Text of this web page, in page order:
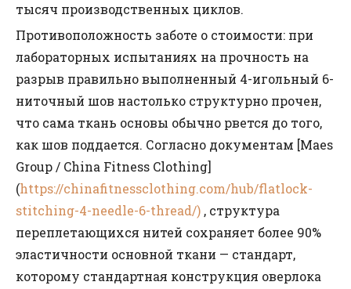
тысяч производственных циклов.
Противоположность заботе о стоимости: при
лабораторных испытаниях на прочность на
разрыв правильно выполненный 4-игольный 6-
ниточный шов настолько структурно прочен,
что сама ткань основы обычно рвется до того,
как шов поддается. Согласно документам [Maes
Group / China Fitness Clothing]
(https://chinafitnessclothing.com/hub/flatlock-
stitching-4-needle-6-thread/) , структура
переплетающихся нитей сохраняет более 90%
эластичности основной ткани — стандарт,
которому стандартная конструкция оверлока